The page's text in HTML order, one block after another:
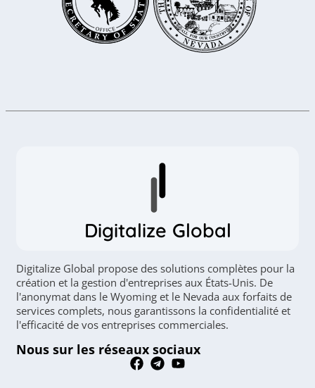
Digitalize Global
Digitalize Global propose des solutions complètes pour la
création et la gestion d'entreprises aux États-Unis. De
l'anonymat dans le Wyoming et le Nevada aux forfaits de
services complets, nous garantissons la confidentialité et
l'efficacité de vos entreprises commerciales.
Nous sur les réseaux sociaux